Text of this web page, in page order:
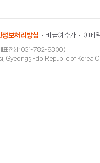
정보처리방침 비급여수가 이메
(대표전화: 031-782-8300)
do, Republic of Korea